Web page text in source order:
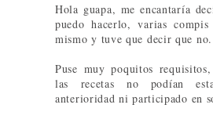
Hola guapa, me encantaría
puedo hacerlo, varias
mismo y tuve que decir que no.
Puse muy poquitos
las recetas no podían
anterioridad ni participado en